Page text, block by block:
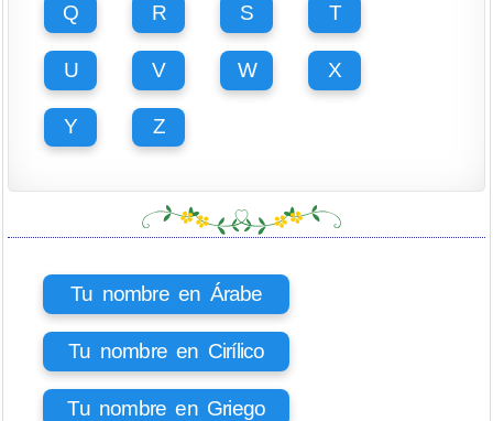
Q R S T
U V W X
Y Z
Tu nombre en Árabe
Tu nombre en Cirílico
Tu nombre en Griego